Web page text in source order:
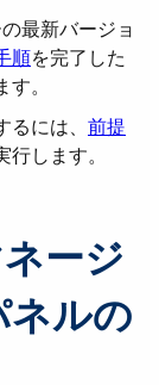
最新バージョ
順​を完了した
。
には、​ 前提
します。
ージ
ネルの